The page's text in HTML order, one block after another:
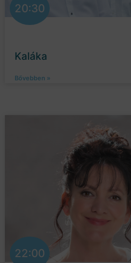
20:30
Kaláka
Bővebben »
22:00